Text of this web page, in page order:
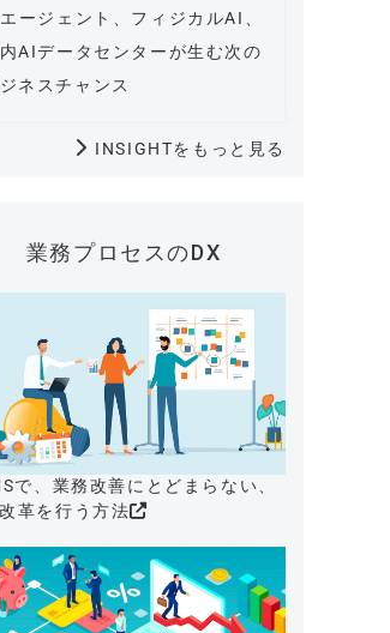
ージェント、フィジカルAI、
AIデータセンターが生む次の
ネスチャンス
INSIGHTをもっと見る
業務プロセスのDX
で、業務改善にとどまらない、
革を行う方法